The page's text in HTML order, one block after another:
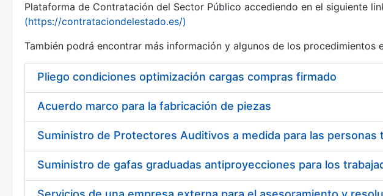
Show/Hide
Show/Hide
Show/Hide
Plataforma de Contratación del Sector Público accediendo en el siguiente
(https://contrataciondelestado.es/)
También podrá encontrar más información y algunos de los procedimientos
Pliego condiciones optimización cargas compras firmado
Acuerdo marco para la fabricación de piezas